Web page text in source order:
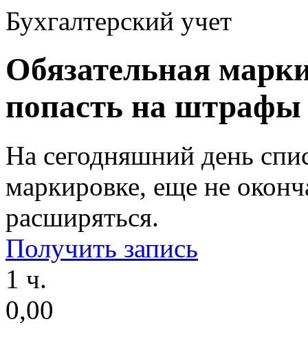
Бухгалтерский учет
Обязательная
попасть на штрафы
На сегодняшний день
маркировке, еще не
расширяться.
Получить запись
1 ч.
0,00